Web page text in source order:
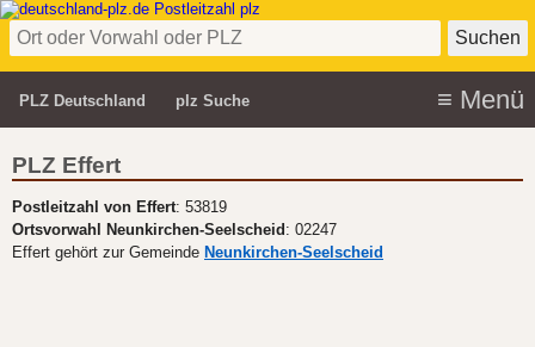
PLZ Deutschland plz Suche
PLZ Effert
Postleitzahl von Effert: 53819
Ortsvorwahl Neunkirchen-Seelscheid : 02247
Effert gehört zur Gemeinde Neunkirchen-Seelscheid